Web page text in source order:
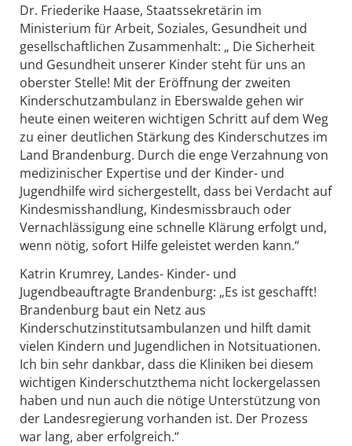
Dr. Friederike Haase, Staatssekretärin im
Ministerium für Arbeit, Soziales, Gesundheit und
gesellschaftlichen Zusammenhalt: „ Die Sicherheit
und Gesundheit unserer Kinder steht für uns an
oberster Stelle! Mit der Eröffnung der zweiten
Kinderschutzambulanz in Eberswalde gehen wir
heute einen weiteren wichtigen Schritt auf dem Weg
zu einer deutlichen Stärkung des Kinderschutzes im
Land Brandenburg. Durch die enge Verzahnung von
medizinischer Expertise und der Kinder- und
Jugendhilfe wird sichergestellt, dass bei Verdacht auf
Kindesmisshandlung, Kindesmissbrauch oder
Vernachlässigung eine schnelle Klärung erfolgt und,
wenn nötig, sofort Hilfe geleistet werden kann.“
Katrin Krumrey, Landes- Kinder- und
Jugendbeauftragte Brandenburg: „Es ist geschafft!
Brandenburg baut ein Netz aus
Kinderschutzinstitutsambulanzen und hilft damit
vielen Kindern und Jugendlichen in Notsituationen.
Ich bin sehr dankbar, dass die Kliniken bei diesem
wichtigen Kinderschutzthema nicht lockergelassen
haben und nun auch die nötige Unterstützung von
der Landesregierung vorhanden ist. Der Prozess
war lang, aber erfolgreich.“